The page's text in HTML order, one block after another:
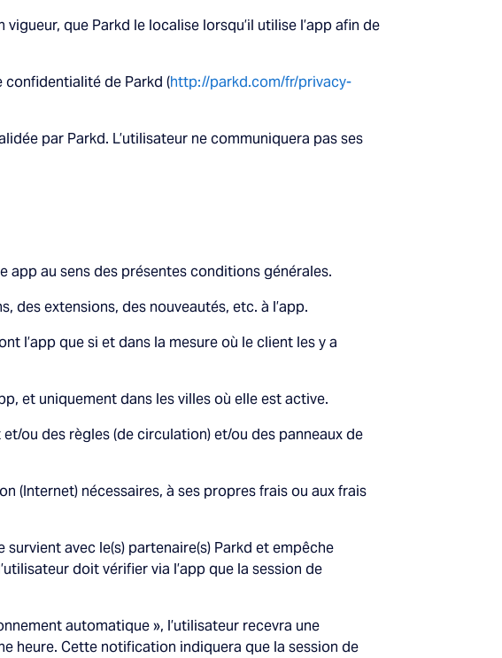
que Parkd le localise lorsqu’il utilise l’app afin de
de Parkd (http://parkd.com/fr/privacy-
par Parkd. L’utilisateur ne communiquera pas ses
app au sens des présentes conditions générales.
des extensions, des nouveautés, etc. à l’app.
l’app que si et dans la mesure où le client les y a
et uniquement dans les villes où elle est active.
ou des règles (de circulation) et/ou des panneaux de
(Internet) nécessaires, à ses propres frais ou aux frais
avec le(s) partenaire(s) Parkd et empêche
doit vérifier via l’app que la session de
automatique », l’utilisateur recevra une
heure. Cette notification indiquera que la session de